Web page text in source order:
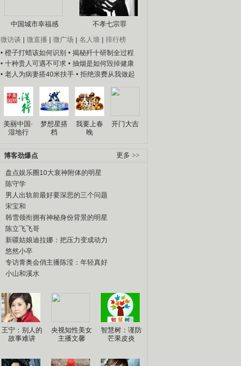
中国城市幸福感
不孝七宗罪
微访谈 | 微直播 | 微广场 | 名人墙 | 排行榜
• 橙子打蜡该如何识别 • 揭秘歼十研制全过程
• 十种贵人可遇不可求 • 抽烟是如何毁掉健康
• 老人为病妻搭40米扶手 • 拒绝浪费从我做起
美丽中国·
湿地行
梦想星搭
档
我要上春
晚
开门大吉
更多 >>
博客劲爆点
盘点娱乐圈10大衰神附体的明星
陈守学
男人出轨前最好要深思的三个问题
宋宝和
韩雪领衔拥有神秘身份背景的明星
陈立飞飞哥
新疆姑娘迪拉娜：把压力变成动力
悠然小卒
专访青奥会俏主播陈滢：年轻真好
小山和溪水
王宁：别人的
故事难讲
央视知性美女
主播文馨
智慧树：谨防
芒果皮炎